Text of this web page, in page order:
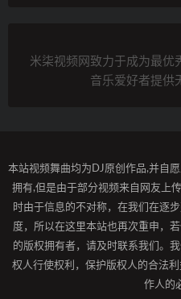
米柒视频网致力于成为最优
音乐爱好者提供
本站视频舞曲均为DJ原创作品,并自
拥有,但是由于部分视频来自网友上
时由于信息的不对称，在我们在逐
度，所以在这里本站也再次重申，
的版权拥有者，请及时联系我们。
权人行使权利，保护版权人的合法
作人的